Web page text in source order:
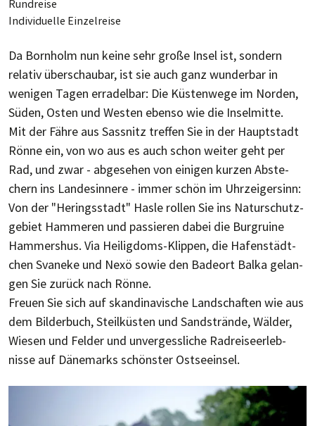
Rundreise
Individuelle Einzelreise
Da Bornholm nun keine sehr große Insel ist, sondern
relativ überschau­bar, ist sie auch ganz wunder­bar in
wenigen Tagen erradel­bar: Die Küsten­wege im Norden,
Süden, Osten und Westen ebenso wie die Insel­mitte.
Mit der Fähre aus Sassnitz treffen Sie in der Haupt­stadt
Rönne ein, von wo aus es auch schon weiter geht per
Rad, und zwar - abge­sehen von einigen kurzen Abste­
chern ins Landes­innere - immer schön im Uhr­zeiger­sinn:
Von der "Herings­stadt" Hasle rollen Sie ins Natur­schutz­
gebiet Hammeren und pas­sie­ren dabei die Burg­ruine
Hammers­hus. Via Heilig­doms-Klippen, die Hafen­städt­
chen Svaneke und Nexö sowie den Bade­ort Balka gelan­
gen Sie zurück nach Rönne.
Freuen Sie sich auf skandi­navische Land­schaften wie aus
dem Bilder­buch, Steil­küsten und Sand­strände, Wälder,
Wiesen und Felder und unver­gess­liche Rad­reise­erleb­
nisse auf Däne­marks schönster Ost­seeinsel.